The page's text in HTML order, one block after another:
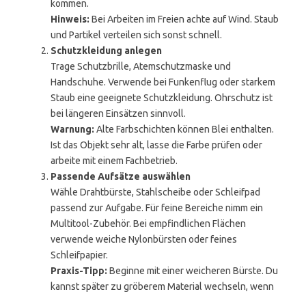
kommen.
Hinweis: Bei Arbeiten im Freien achte auf Wind. Staub
und Partikel verteilen sich sonst schnell.
Schutzkleidung anlegen
Trage Schutzbrille, Atemschutzmaske und
Handschuhe. Verwende bei Funkenflug oder starkem
Staub eine geeignete Schutzkleidung. Ohrschutz ist
bei längeren Einsätzen sinnvoll.
Warnung: Alte Farbschichten können Blei enthalten.
Ist das Objekt sehr alt, lasse die Farbe prüfen oder
arbeite mit einem Fachbetrieb.
Passende Aufsätze auswählen
Wähle Drahtbürste, Stahlscheibe oder Schleifpad
passend zur Aufgabe. Für feine Bereiche nimm ein
Multitool-Zubehör. Bei empfindlichen Flächen
verwende weiche Nylonbürsten oder feines
Schleifpapier.
Praxis-Tipp: Beginne mit einer weicheren Bürste. Du
kannst später zu gröberem Material wechseln, wenn